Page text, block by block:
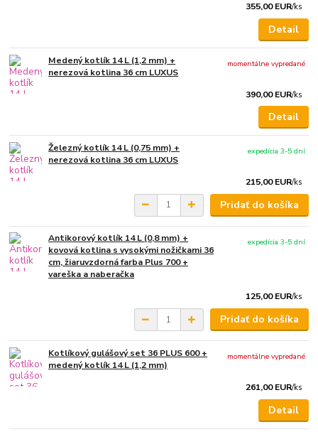
355,00 EUR/ks
Detail
Medený kotlík 14 L (1,2 mm) +
nerezová kotlina 36 cm LUXUS
390,00 EUR/ks
momentálne vypredané
Detail
Železný kotlík 14 L (0,75 mm) +
nerezová kotlina 36 cm LUXUS
215,00 EUR/ks
expedícia 3-5 dní
Pridať do košíka
Antikorový kotlík 14 L (0,8 mm) +
kovová kotlina s vysokými nožičkami 36
cm, žiaruvzdorná farba Plus 700 +
vareška a naberačka
125,00 EUR/ks
expedícia 3-5 dní
Pridať do košíka
Kotlíkový gulášový set 36 PLUS 600 +
medený kotlík 14 L (1,2 mm)
261,00 EUR/ks
momentálne vypredané
Detail